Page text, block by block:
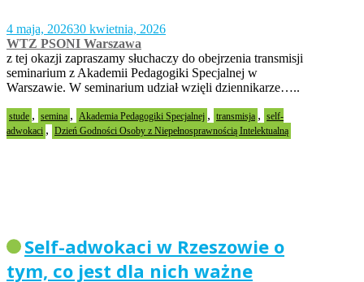
4 maja, 202630 kwietnia, 2026
WTZ PSONI Warszawa
z tej okazji zapraszamy słuchaczy do obejrzenia transmisji
seminarium z Akademii Pedagogiki Specjalnej w
Warszawie. W seminarium udział wzięli dziennikarze…..
stude , semina , Akademia Pedagogiki Specjalnej , transmisja , self-
adwokaci , Dzień Godności Osoby z Niepełnosprawnością Intelektualną
Self-adwokaci w Rzeszowie o
tym, co jest dla nich ważne